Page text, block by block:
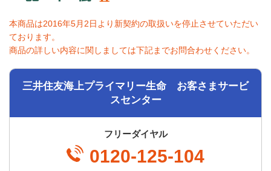
本商品は2016年5月2日より新契約の取扱いを停止させていただい
ております。
商品の詳しい内容に関しましては下記までお問合わせください。
三井住友海上プライマリー生命 お客さまサービ
スセンター
フリーダイヤル
0120-125-104